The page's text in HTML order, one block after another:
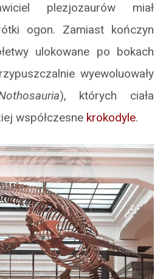
plezjozaurów miał
ogon. Zamiast kończyn
ulokowane po bokach
wyewoluowały
), których ciała
współczesne krokodyle.